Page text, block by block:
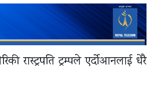
रास्ट्रपति ट्रम्पले एर्दोआनलाई धेरै